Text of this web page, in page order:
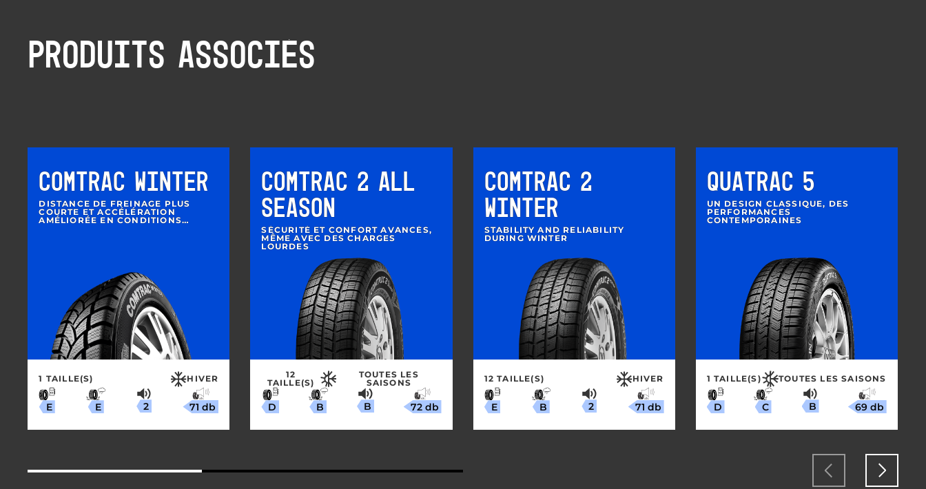
PRODUITS ASSOCIÉS
COMTRAC WINTER
DISTANCE DE FREINAGE PLUS
COURTE ET ACCÉLÉRATION
AMÉLIORÉE EN CONDITIONS
1 TAILLE(S) HIVER
E E 2 71 db
COMTRAC 2 ALL
SEASON
SÉCURITÉ ET CONFORT AVANCÉS,
MÊME AVEC DES CHARGES
LOURDES
12
TAILLE(S)
TOUTES LES
SAISONS
D B B 72 db
COMTRAC 2
WINTER
STABILITY AND RELIABILITY
DURING WINTER
12 TAILLE(S) HIVER
E B 2 71 db
QUATRAC 5
UN DESIGN CLASSIQUE, DES
PERFORMANCES
CONTEMPORAINES
1 TAILLE(S) TOUTES LES SAISONS
D C B 69 db